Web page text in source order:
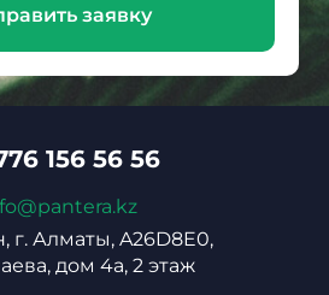
заявку
156 56 56
г. Алматы, A26D8E0,
дом 4а, 2 этаж